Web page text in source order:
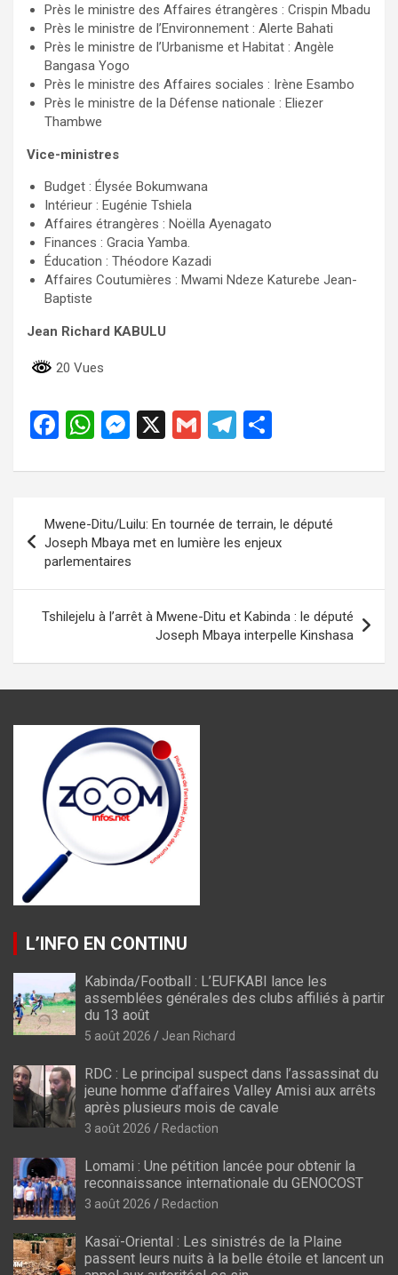
Près le ministre des Affaires étrangères : Crispin Mbadu
Près le ministre de l’Environnement : Alerte Bahati
Près le ministre de l’Urbanisme et Habitat : Angèle
Bangasa Yogo
Près le ministre des Affaires sociales : Irène Esambo
Près le ministre de la Défense nationale : Eliezer
Thambwe
Vice-ministres
Budget : Élysée Bokumwana
Intérieur : Eugénie Tshiela
Affaires étrangères : Noëlla Ayenagato
Finances : Gracia Yamba.
Éducation : Théodore Kazadi
Affaires Coutumières : Mwami Ndeze Katurebe Jean-
Baptiste
Jean Richard KABULU
20 Vues
F
ce
o
o
k
W
at
A
p
p
M
se
g
er
X
G
ail
T
e
a
ta
er
de
l’article
Mwene-Ditu/Luilu: En tournée de terrain, le député
Joseph Mbaya met en lumière les enjeux
parlementaires
Tshilejelu à l’arrêt à Mwene-Ditu et Kabinda : le député
Joseph Mbaya interpelle Kinshasa
L’INFO EN CONTINU
Kabinda/Football : L’EUFKABI lance les
assemblées générales des clubs affiliés à partir
du 13 août
5 août 2026 Jean Richard
RDC : Le principal suspect dans l’assassinat du
jeune homme d’affaires Valley Amisi aux arrêts
après plusieurs mois de cavale
3 août 2026 Redaction
Lomami : Une pétition lancée pour obtenir la
reconnaissance internationale du GENOCOST
3 août 2026 Redaction
Kasaï-Oriental : Les sinistrés de la Plaine
passent leurs nuits à la belle étoile et lancent un